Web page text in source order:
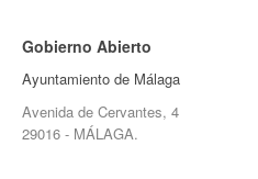
Gobierno Abierto
Ayuntamiento de Málaga
Avenida de Cervantes, 4
29016 - MÁLAGA.